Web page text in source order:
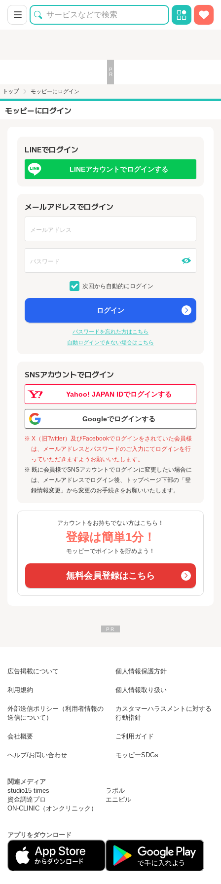
トップ モッピーにログイン
モッピーにログイン
LINEでログイン
LINEアカウントでログインする
メールアドレスでログイン
次回から自動的にログイン
ログイン
パスワードを忘れた方はこちら
自動ログインできない場合はこちら
SNSアカウントでログイン
Yahoo! JAPAN IDでログインする
Googleでログインする
※ X（旧Twitter）及びFacebookでログインをされていた会員様
は、メールアドレスとパスワードのご入力にてログインを行
っていただきますようお願いいたします。
※ 既に会員様でSNSアカウントでログインに変更したい場合に
は、メールアドレスでログイン後、トップページ下部の「登
録情報変更」から変更のお手続きをお願いいたします。
アカウントをお持ちでない方はこちら！
登録は簡単1分！
モッピーでポイントを貯めよう！
無料会員登録はこちら
広告掲載について 個人情報保護方針
利用規約 個人情報取り扱い
外部送信ポリシー（利用者情報の
送信について）
カスタマーハラスメントに対する
行動指針
会社概要 ご利用ガイド
ヘルプ/お問い合わせ モッピーSDGs
関連メディア
studio15 times
ラボル
資金調達プロ
エニピル
ON-CLINIC（オンクリニック）
アプリをダウンロード